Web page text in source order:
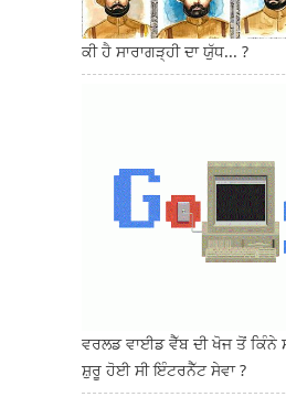
ਕੀ ਹੈ ਸਾਰਾਗੜ੍ਹੀ ਦਾ ਯੁੱਧ... ?
ਵਰਲਡ ਵਾਈਡ ਵੈੱਬ ਦੀ ਖੋਜ ਤੋਂ ਕਿੰਨੇ
ਸ਼ੁਰੂ ਹੋਈ ਸੀ ਇੰਟਰਨੈੱਟ ਸੇਵਾ ?